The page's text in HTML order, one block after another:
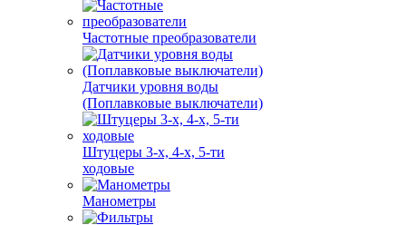
Частотные преобразователи
Датчики уровня воды
(Поплавковые выключатели)
Штуцеры 3-х, 4-х, 5-ти
ходовые
Манометры